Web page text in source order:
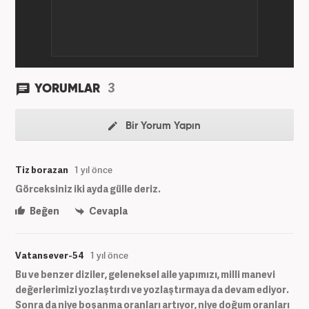
YORUMLAR 3
Bir Yorum Yapın
Tiz borazan 1 yıl önce
Görceksiniz iki ayda gülle deriz.
Beğen
Cevapla
Vatansever-54 1 yıl önce
Bu ve benzer diziler, geleneksel aile yapımızı, milli manevi
değerlerimizi yozlaştırdı ve yozlaştırmaya da devam ediyor.
Sonra da niye boşanma oranları artıyor, niye doğum oranları